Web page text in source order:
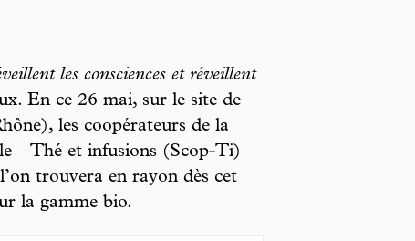
les consciences et réveillent
En ce 26 mai, sur le site de
les coopérateurs de la
– Thé et infusions (Scop-Ti)
trouvera en rayon dès cet
la gamme bio.